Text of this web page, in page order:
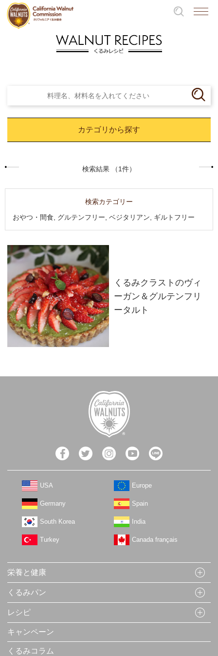
カテゴリから探す
検索結果 （1件）
検索カテゴリー
おやつ・間食, グルテンフリー, ベジタリアン, ギルトフリー
くるみクラストのヴィ
ーガン＆グルテンフリ
ータルト
USA Europe
Germany Spain
South Korea India
Turkey Canada français
栄養と健康
くるみパン
レシピ
キャンペーン
くるみコラム